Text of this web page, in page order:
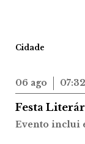
Cidade
06 ago 07:32
Festa
Evento inclui